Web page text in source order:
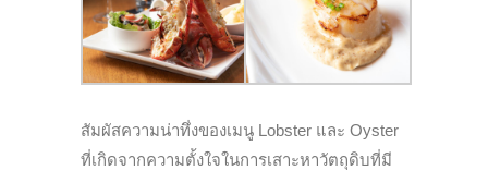
สัมผัสความน่าทึ่งของเมนู Lobster และ Oyster
ที่เกิดจากความตั้งใจในการเสาะหาวัตถุดิบที่มี